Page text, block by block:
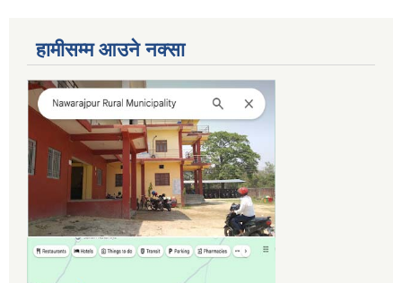
हामीसम्म आउने नक्सा